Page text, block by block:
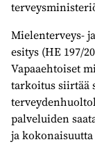
Mielenterveys-
esitys (HE 197/
Vapaaehtoiset
tarkoitus siirtää
palveluiden
ja